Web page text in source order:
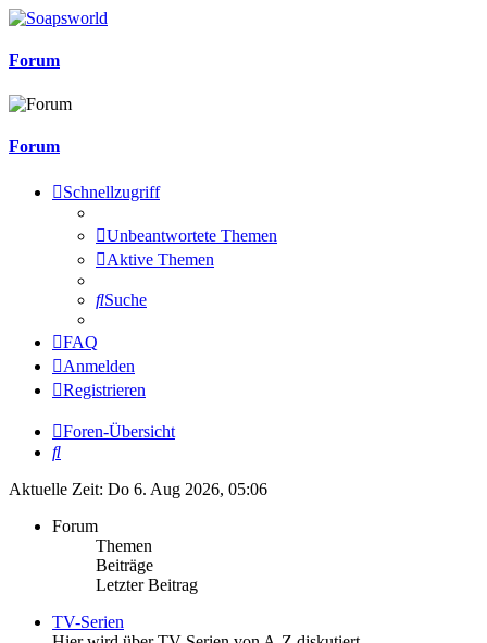
Forum
Forum
Schnellzugriff
Unbeantwortete Themen
Aktive Themen
Suche
FAQ
Anmelden
Registrieren
Foren-Übersicht
Suche
Aktuelle Zeit: Do 6. Aug 2026, 05:06
Forum
Themen
Beiträge
Letzter Beitrag
TV-Serien